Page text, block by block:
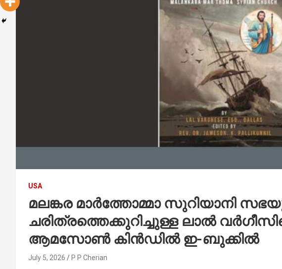
USA
മലങ്കര മാർത്തോമ്മാ സുറിയാനി
ചരിത്രത്തെക്കുറിച്ചുള്ള ലാൽ
ആമസോൺ കിൻഡിൽ ഇ-ബുക്കിൽ
July 5, 2026 P P Cherian